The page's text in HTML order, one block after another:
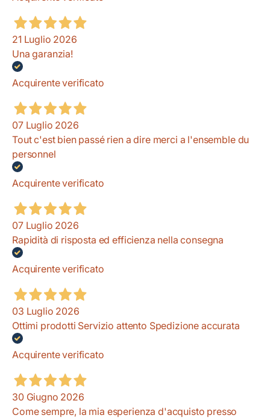
21 Luglio 2026
Una garanzia!
Acquirente verificato
07 Luglio 2026
Tout c'est bien passé rien a dire merci a l'ensemble du
personnel
Acquirente verificato
07 Luglio 2026
Rapidità di risposta ed efficienza nella consegna
Acquirente verificato
03 Luglio 2026
Ottimi prodotti Servizio attento Spedizione accurata
Acquirente verificato
30 Giugno 2026
Come sempre, la mia esperienza d'acquisto presso